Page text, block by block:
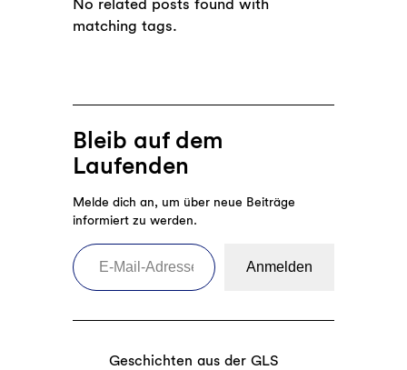
No related posts found with
matching tags.
Bleib auf dem
Laufenden
Melde dich an, um über neue Beiträge
informiert zu werden.
E-Mail-Adresse eingeben
Anmelden
Geschichten aus der GLS